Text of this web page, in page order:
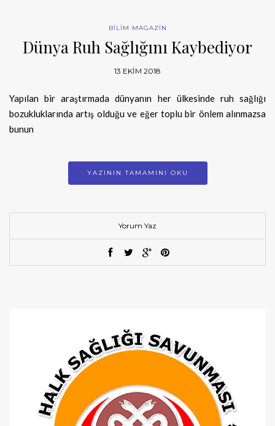
BİLİM MAGAZİN
Dünya Ruh Sağlığını Kaybediyor
13 EKIM 2018
Yapılan bir araştırmada dünyanın her ülkesinde ruh sağlığı
bozukluklarında artış olduğu ve eğer toplu bir önlem alınmazsa
bunun
YAZININ TAMAMINI OKU
Yorum Yaz